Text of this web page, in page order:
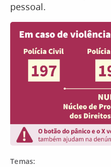
pessoal.
Temas: